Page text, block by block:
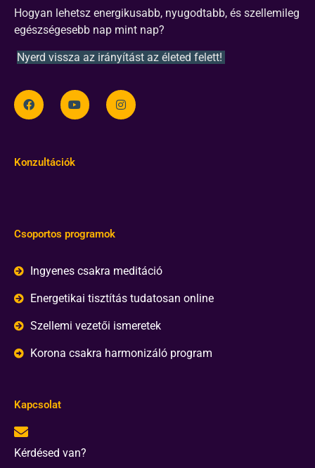
Hogyan lehetsz energikusabb, nyugodtabb, és szellemileg
egészségesebb nap mint nap?
Nyerd vissza az irányítást az életed felett!
Konzultációk
Csoportos programok
Ingyenes csakra meditáció
Energetikai tisztítás tudatosan online
Szellemi vezetői ismeretek
Korona csakra harmonizáló program
Kapcsolat
Kérdésed van?